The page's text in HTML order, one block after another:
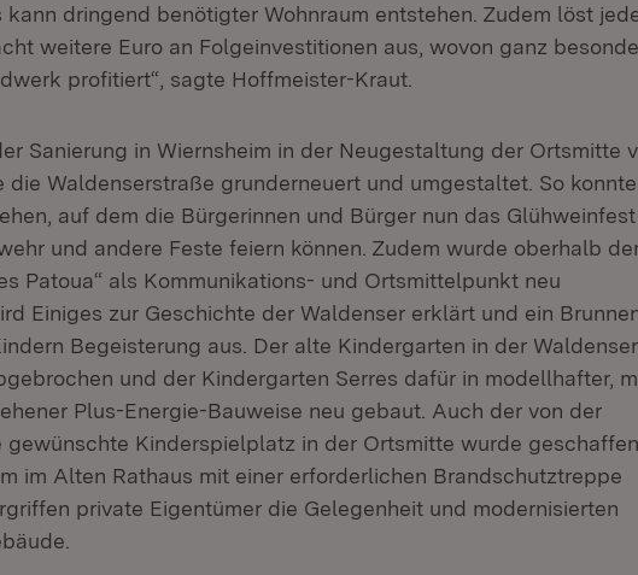
kann dringend benötigter Wohnraum entstehen. Zudem löst
weitere Euro an Folgeinvestitionen aus, wovon ganz
profitiert“, sagte Hoffmeister-Kraut.
Sanierung in Wiernsheim in der Neugestaltung der Ortsmitte
die Waldenserstraße grunderneuert und umgestaltet. So
auf dem die Bürgerinnen und Bürger nun das Glühweinfest
und andere Feste feiern können. Zudem wurde oberhalb
Patoua“ als Kommunikations- und Ortsmittelpunkt neu
Einiges zur Geschichte der Waldenser erklärt und ein
Begeisterung aus. Der alte Kindergarten in der Waldenser
und der Kindergarten Serres dafür in modellhafter,
Plus-Energie-Bauweise neu gebaut. Auch der von der
gewünschte Kinderspielplatz in der Ortsmitte wurde geschaffen
im Alten Rathaus mit einer erforderlichen Brandschutztreppe
private Eigentümer die Gelegenheit und modernisierten